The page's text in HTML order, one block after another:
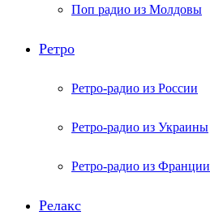
Поп радио из Молдовы
Ретро
Ретро-радио из России
Ретро-радио из Украины
Ретро-радио из Франции
Релакс